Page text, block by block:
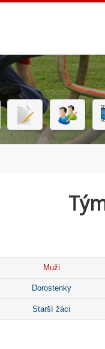
Muži
Dorostenky
Starší žáci